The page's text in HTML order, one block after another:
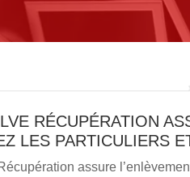
RÉCUPÉRATION
LES PARTICULIERS
assure